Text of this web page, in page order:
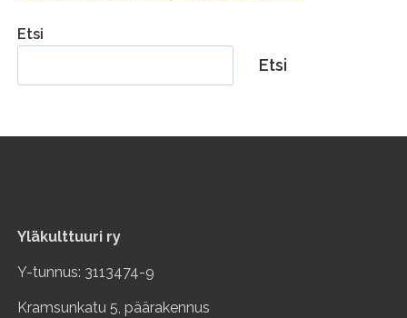
Etsi
Etsi
Yläkulttuuri ry
Y-tunnus: 3113474-9
Kramsunkatu 5, päärakennus